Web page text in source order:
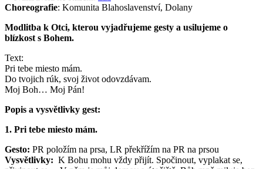
Choreografie: Komunita Blahoslavenství, Dolany
Modlitba k Otci, kterou vyjadřujeme gesty a usilujeme o
blízkost s Bohem.
Text:
Pri tebe miesto mám.
Do tvojich rúk, svoj život odovzdávam.
Moj Boh… Moj Pán!
Popis a vysvětlivky gest:
1. Pri tebe miesto mám.
Gesto: PR položím na prsa, LR překřížím na PR na prsou
Vysvětlivky: K Bohu mohu vždy přijít. Spočinout, vyplakat se,